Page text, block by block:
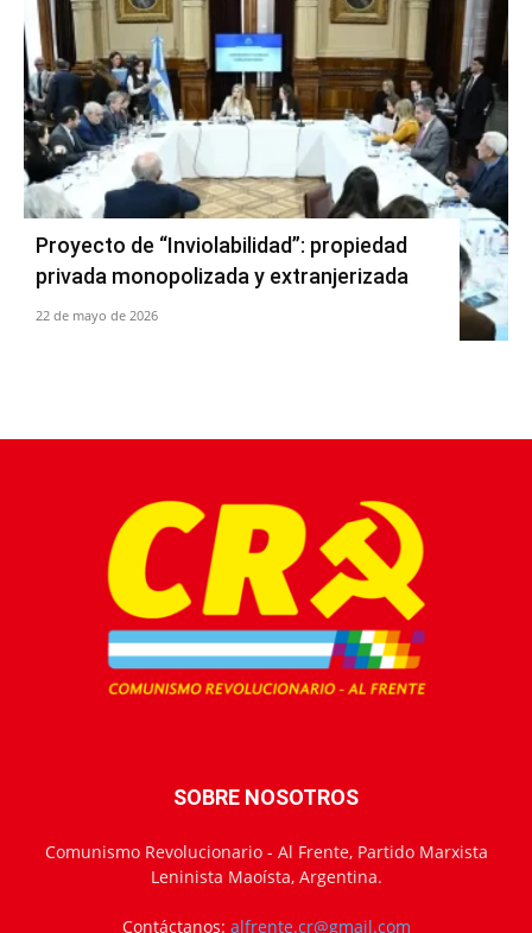
Proyecto de “Inviolabilidad”: propiedad
privada monopolizada y extranjerizada
22 de mayo de 2026
SOBRE NOSOTROS
Comunismo Revolucionario - Al Frente, Partido Marxista
Leninista Maoísta, Argentina.
Contáctanos: alfrente.cr@gmail.com